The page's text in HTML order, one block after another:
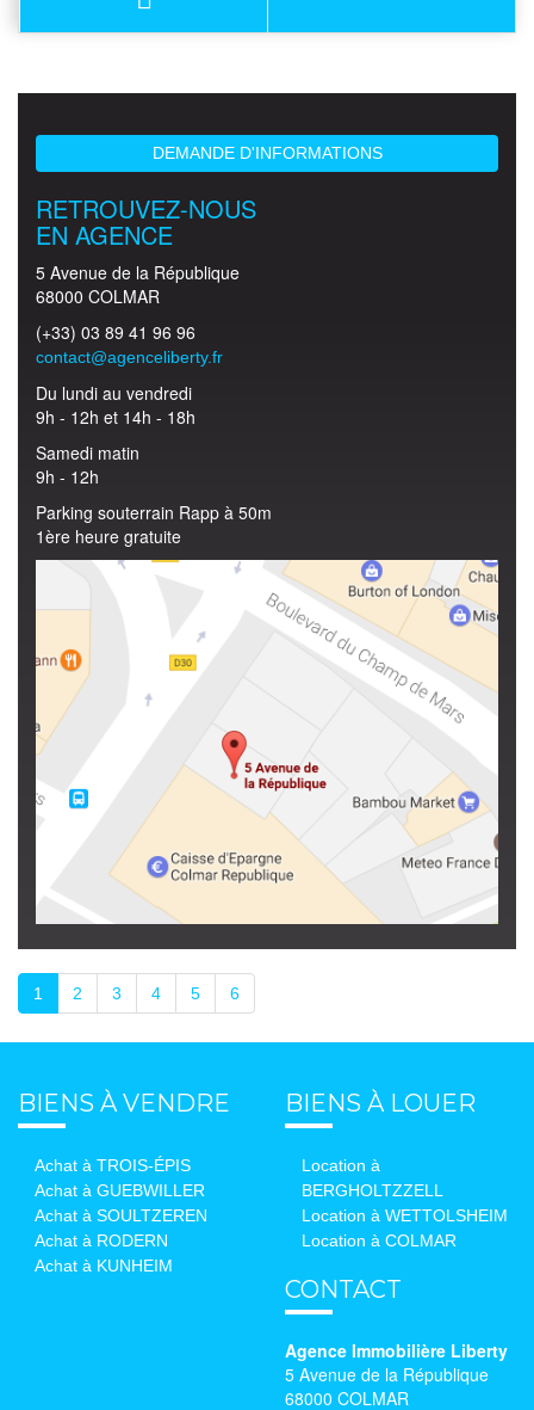
DEMANDE D'INFORMATIONS
RETROUVEZ-NOUS
EN AGENCE
5 Avenue de la République
68000 COLMAR
(+33) 03 89 41 96 96
contact@agenceliberty.fr
Du lundi au vendredi
9h - 12h et 14h - 18h
Samedi matin
9h - 12h
Parking souterrain Rapp à 50m
1ère heure gratuite
1 2 3 4 5 6
BIENS À VENDRE
Achat à TROIS-ÉPIS
Achat à GUEBWILLER
Achat à SOULTZEREN
Achat à RODERN
Achat à KUNHEIM
BIENS À LOUER
Location à
BERGHOLTZZELL
Location à WETTOLSHEIM
Location à COLMAR
CONTACT
Agence Immobilière Liberty
5 Avenue de la République
68000 COLMAR